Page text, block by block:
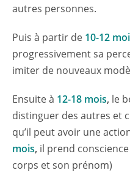
autres personnes.
Puis à partir de 10-12
progressivement sa
imiter de nouveaux
Ensuite à 12-18 mois, le
distinguer des autres et
qu’il peut avoir une
mois, il prend
corps et son prénom)